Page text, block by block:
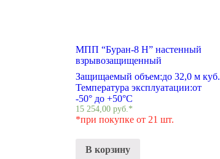
МПП “Буран-8 Н” настенный
взрывозащищенный
Защищаемый объем:до 32,0 м куб.
Температура эксплуатации:от
-50° до +50°С
15 254,00руб. *
*при покупке от 21 шт.
В корзину